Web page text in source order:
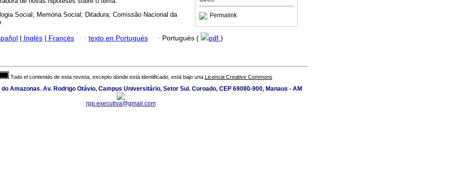
Permalink
Social; Memória Social; Ditadura; Comissão Nacional da
| Inglés | Francés · texto en Portugués · Portugués ( pdf )
Todo el contenido de esta revista, excepto dónde está identificado, está bajo una Licencia Creative Commons
Amazonas. Av. Rodrigo Otávio, Campus Universitário, Setor Sul. Coroado, CEP 69080-900, Manaus - AM
rpp.executiva@gmail.com